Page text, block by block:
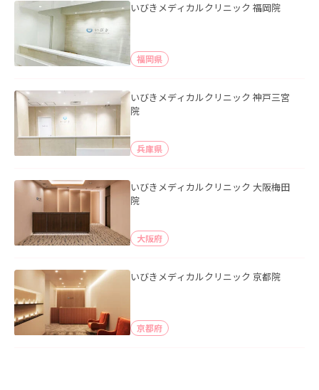
いびきメディカルクリニック 福岡院
福岡県
いびきメディカルクリニック 神戸三宮
院
兵庫県
いびきメディカルクリニック 大阪梅田
院
大阪府
いびきメディカルクリニック 京都院
京都府